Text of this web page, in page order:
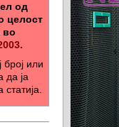
од
целост
во
број или
да ја